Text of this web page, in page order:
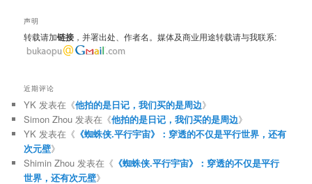
声明
转载请加链接 ，并署出处、作者名。媒体及商业用途转载请与我联系:
近期评论
YK 发表在《他拍的是日记，我们买的是周边》
Simon Zhou 发表在《他拍的是日记，我们买的是周边》
YK 发表在《 《蜘蛛侠.平行宇宙》：穿透的不仅是平行世界，还有
次元壁》
Shimin Zhou 发表在《 《蜘蛛侠.平行宇宙》：穿透的不仅是平行
世界，还有次元壁》